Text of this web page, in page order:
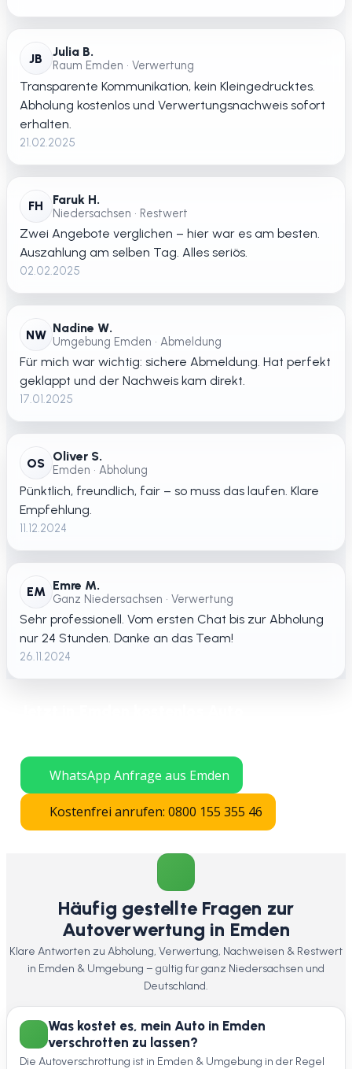
JB Julia B.
Raum Emden • Verwertung
Transparente Kommunikation, kein Kleingedrucktes.
Abholung kostenlos und Verwertungsnachweis sofort
erhalten.
21.02.2025
FH Faruk H.
Niedersachsen • Restwert
Zwei Angebote verglichen – hier war es am besten.
Auszahlung am selben Tag. Alles seriös.
02.02.2025
NW Nadine W.
Umgebung Emden • Abmeldung
Für mich war wichtig: sichere Abmeldung. Hat perfekt
geklappt und der Nachweis kam direkt.
17.01.2025
OS Oliver S.
Emden • Abholung
Pünktlich, freundlich, fair – so muss das laufen. Klare
Empfehlung.
11.12.2024
EM Emre M.
Ganz Niedersachsen • Verwertung
Sehr professionell. Vom ersten Chat bis zur Abholung
nur 24 Stunden. Danke an das Team!
26.11.2024
WhatsApp Anfrage aus Emden
Kostenfrei anrufen: 0800 155 355 46
Häufig gestellte Fragen zur
Autoverwertung in Emden
Klare Antworten zu Abholung, Verwertung, Nachweisen & Restwert
in Emden & Umgebung – gültig für ganz Niedersachsen und
Deutschland.
Was kostet es, mein Auto in Emden
verschrotten zu lassen?
Die Autoverschrottung ist in Emden & Umgebung in der Regel